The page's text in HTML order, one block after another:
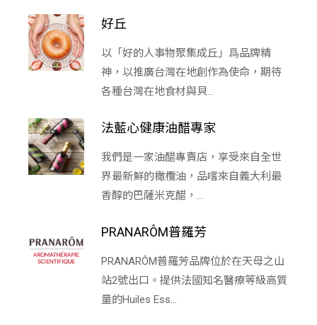
好丘
以「好的人事物聚集成丘」爲品牌精
神，以推廣台灣在地創作為使命，期待
各種台灣在地食材與貝...
法藍心健康油醋專家
我們是一家油醋專賣店，享受來自全世
界最新鮮的橄欖油，品嚐來自義大利最
香醇的巴薩米克醋，...
PRANARÔM普羅芳
PRANARÔM普羅芳品牌位於在天母之山
站2號出口。提供法國知名醫療等級高質
量的Huiles Ess...